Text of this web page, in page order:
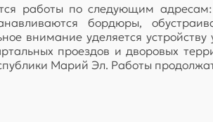
работы по следующим
бордюры,
внимание уделяется
проездов и дворовых
Марий Эл. Работы